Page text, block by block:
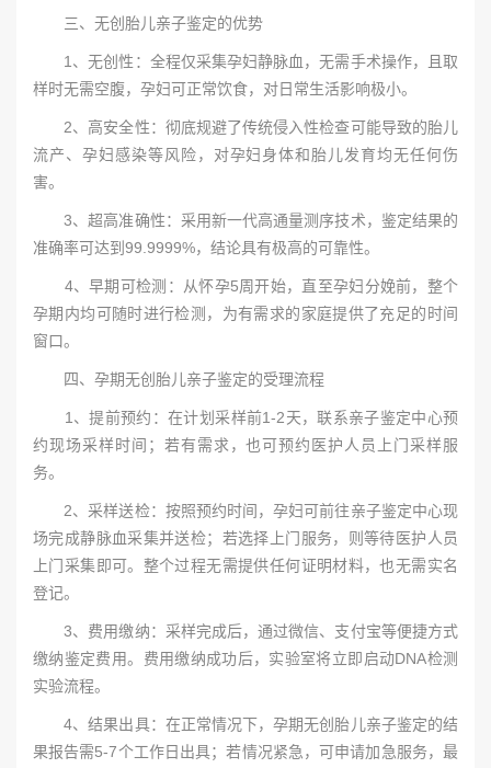
三、无创胎儿亲子鉴定的优势
1、无创性：全程仅采集孕妇静脉血，无需手术操作，且取
样时无需空腹，孕妇可正常饮食，对日常生活影响极小。
2、高安全性：彻底规避了传统侵入性检查可能导致的胎儿
流产、孕妇感染等风险，对孕妇身体和胎儿发育均无任何伤
害。
3、超高准确性：采用新一代高通量测序技术，鉴定结果的
准确率可达到99.9999%，结论具有极高的可靠性。
4、早期可检测：从怀孕5周开始，直至孕妇分娩前，整个
孕期内均可随时进行检测，为有需求的家庭提供了充足的时间
窗口。
四、孕期无创胎儿亲子鉴定的受理流程
1、提前预约：在计划采样前1-2天，联系亲子鉴定中心预
约现场采样时间；若有需求，也可预约医护人员上门采样服
务。
2、采样送检：按照预约时间，孕妇可前往亲子鉴定中心现
场完成静脉血采集并送检；若选择上门服务，则等待医护人员
上门采集即可。整个过程无需提供任何证明材料，也无需实名
登记。
3、费用缴纳：采样完成后，通过微信、支付宝等便捷方式
缴纳鉴定费用。费用缴纳成功后，实验室将立即启动DNA检测
实验流程。
4、结果出具：在正常情况下，孕期无创胎儿亲子鉴定的结
果报告需5-7个工作日出具；若情况紧急，可申请加急服务，最